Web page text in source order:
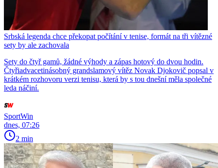
Srbská legenda chce překopat počítání v tenise, formát na tři vítězné
sety by ale zachovala
Sety do čtyř gamů, žádné výhody a zápas hotový do dvou hodin.
Čtyřiadvacetinásobný grandslamový vítěz Novak Djokovič popsal v
krátkém rozhovoru verzi tenisu, která by s tou dnešní měla společné
leda náčiní.
SportWin
dnes, 07:26
2 min